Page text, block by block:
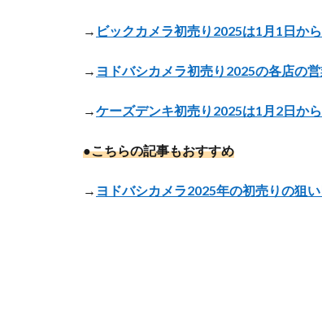
→ ビックカメラ初売り2025は1月1日か
→ ヨドバシカメラ初売り2025の各店の
→ケーズデンキ初売り2025は1月2日か
●こちらの記事もおすすめ
→ ヨドバシカメラ2025年の初売りの狙